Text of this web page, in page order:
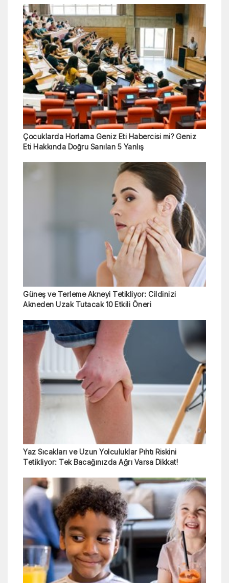
Çocuklarda Horlama Geniz Eti Habercisi mi? Geniz
Eti Hakkında Doğru Sanılan 5 Yanlış
Güneş ve Terleme Akneyi Tetikliyor: Cildinizi
Akneden Uzak Tutacak 10 Etkili Öneri
Yaz Sıcakları ve Uzun Yolculuklar Pıhtı Riskini
Tetikliyor: Tek Bacağınızda Ağrı Varsa Dikkat!